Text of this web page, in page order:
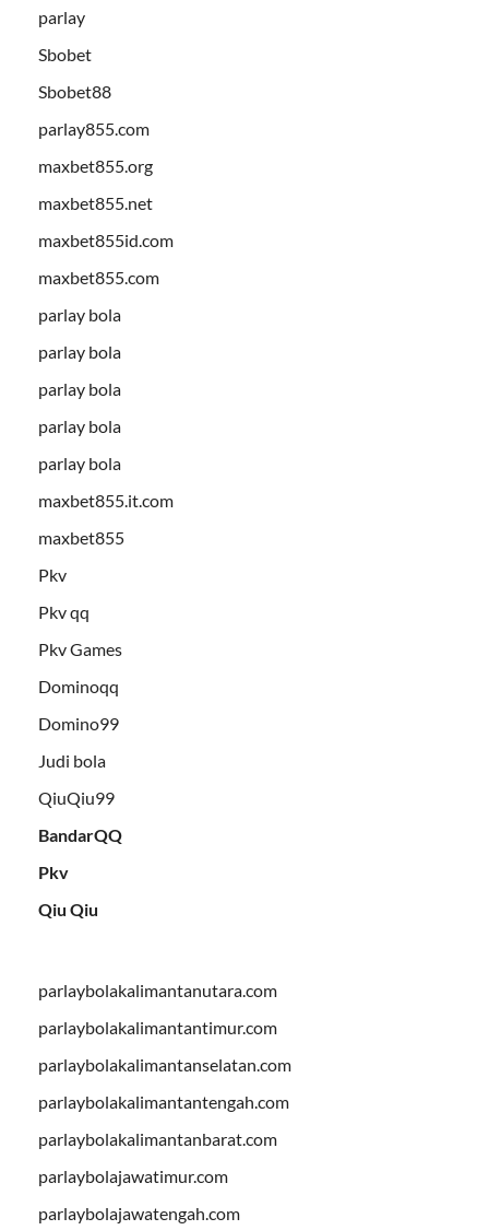
parlay
Sbobet
Sbobet88
parlay855.com
maxbet855.org
maxbet855.net
maxbet855id.com
maxbet855.com
parlay bola
parlay bola
parlay bola
parlay bola
parlay bola
maxbet855.it.com
maxbet855
Pkv
Pkv qq
Pkv Games
Dominoqq
Domino99
Judi bola
QiuQiu99
BandarQQ
Pkv
Qiu Qiu
parlaybolakalimantanutara.com
parlaybolakalimantantimur.com
parlaybolakalimantanselatan.com
parlaybolakalimantantengah.com
parlaybolakalimantanbarat.com
parlaybolajawatimur.com
parlaybolajawatengah.com